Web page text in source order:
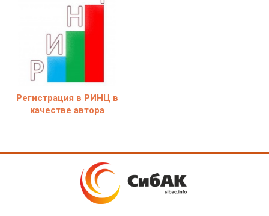
Регистрация в РИНЦ в
качестве автора